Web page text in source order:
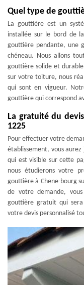
Quel type de
La gouttière est un
installée sur le bord de
gouttière pendante, une
chéneau. Nous allons
gouttière solide et
sur votre toiture, nous
qui sont en vigueur.
gouttière qui correspond
La gratuité du
1225
Pour effectuer votre
établissement, vous
qui est visible sur cette
nous étudierons votre
gouttière à Chene-bourg
de votre demande,
gouttière gratuit qui
votre devis personnalisé